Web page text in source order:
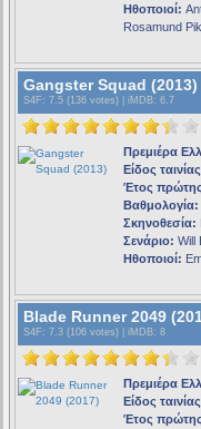
Ηθοποιοί:
Rosamund
Gangster Squad (2013)
S4F : 7.5 (136 votes) | iMDB: 6.7
Πρεμιέρα
Είδος
Έτος
Βαθμολογία:
Σκηνοθεσία:
Σενάριο: Will
Ηθοποιοί:
Blade Runner 2049
S4F : 7.3 (106 votes) | iMDB: 8
Πρεμιέρα
Είδος
Έτος